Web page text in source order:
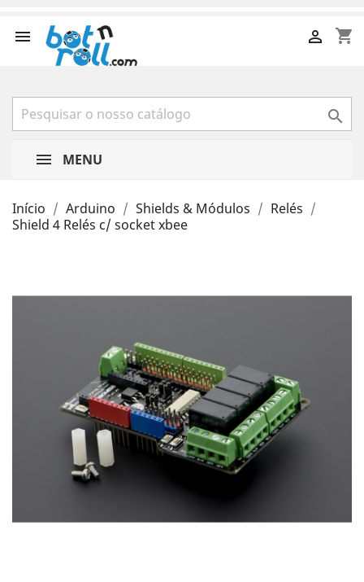
 shopping_cart


MENU
Início Arduino Shields & Módulos
Relés
Shield 4 Relés c/ socket xbee